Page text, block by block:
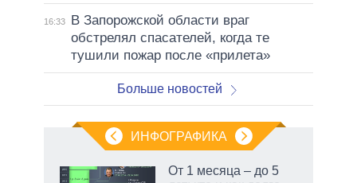
16:33
В Запорожской области враг
обстрелял спасателей, когда те
тушили пожар после «прилета»
Больше новостей
ИНФОГРАФИКА
От 1 месяца – до 5